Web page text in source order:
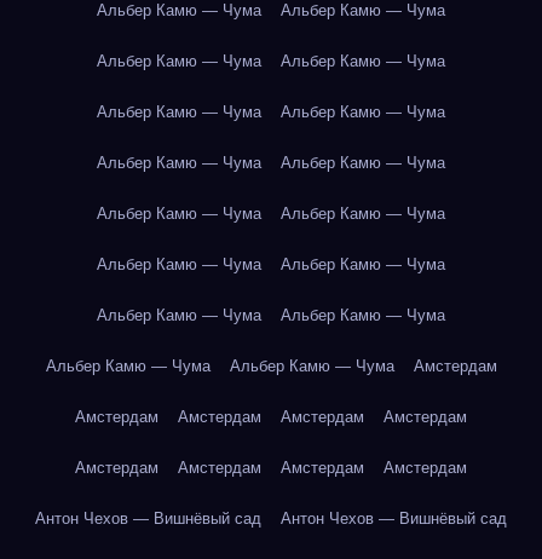
Альбер Камю — Чума Альбер Камю — Чума
Альбер Камю — Чума Альбер Камю — Чума
Альбер Камю — Чума Альбер Камю — Чума
Альбер Камю — Чума Альбер Камю — Чума
Альбер Камю — Чума Альбер Камю — Чума
Альбер Камю — Чума Альбер Камю — Чума
Альбер Камю — Чума Альбер Камю — Чума
Альбер Камю — Чума Альбер Камю — Чума Амстердам
Амстердам Амстердам Амстердам Амстердам
Амстердам Амстердам Амстердам Амстердам
Антон Чехов — Вишнёвый сад Антон Чехов — Вишнёвый сад